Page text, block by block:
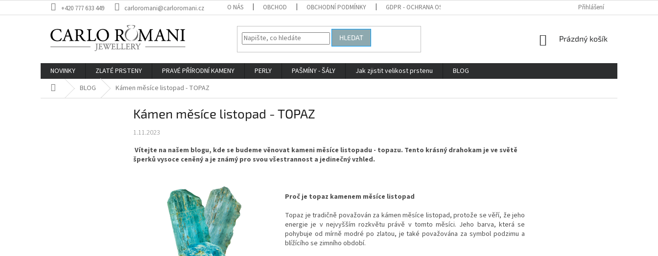
na
+420 777 633 449 carloromani@carloromani.cz O NÁS OBCHOD OBCHODNÍ PODMÍNKY GDPR - OCHRANA OSOBNÍCH ÚDAJŮ VŠE O NÁKUPU
Přihlášení
HLEDAT
NÁKUPNÍ
Prázdný košík
NOVINKY ZLATÉ PRSTENY PRAVÉ PŘÍRODNÍ KAMENY PERLY PAŠMÍNY - ŠÁLY Jak zjistit velikost prstenu
BLOG
Domů BLOG Kámen měsíce listopad - TOPAZ
Kámen měsíce listopad - TOPAZ
1.11.2023
Vítejte na našem blogu, kde se budeme věnovat kameni měsíce listopadu - topazu. Tento krásný drahokam je ve světě
šperků vysoce ceněný a je známý pro svou všestrannost a jedinečný vzhled.
Proč je topaz kamenem měsíce listopad
Topaz je tradičně považován za kámen měsíce listopad, protože se věří, že jeho
energie je v nejvyšším rozkvětu právě v tomto měsíci. Jeho barva, která se
pohybuje od mírně modré po zlatou, je také považována za symbol podzimu a
blížícího se zimního období.